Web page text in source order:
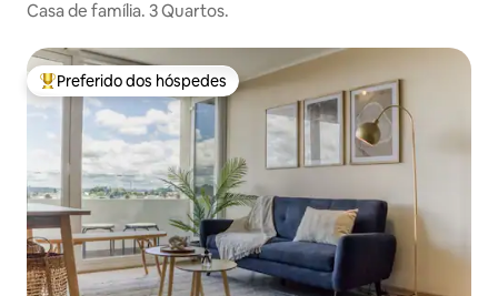
Casa de família. 3 Quartos.
Entre os melhores preferidos dos hóspedes
Preferido dos hóspedes